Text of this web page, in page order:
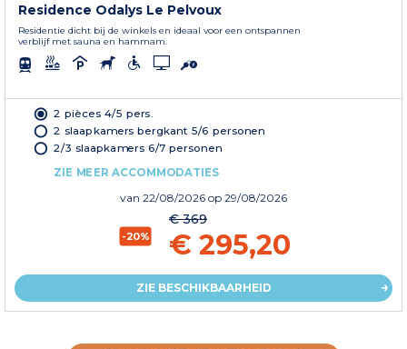
Residence Odalys Le Pelvoux
Residentie dicht bij de winkels en ideaal voor een ontspannen
verblijf met sauna en hammam.
2 pièces 4/5 pers.
2 slaapkamers bergkant 5/6 personen
2/3 slaapkamers 6/7 personen
ZIE MEER ACCOMMODATIES
van 22/08/2026 op 29/08/2026
-20%
€ 369
€ 295,20
ZIE BESCHIKBAARHEID